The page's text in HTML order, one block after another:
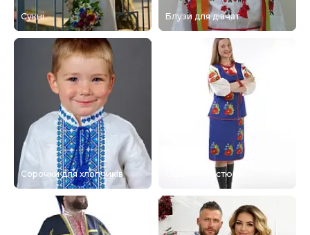
Сукні Блузи для дівчат
Сорочки для хлопчиків Сценічні костюми